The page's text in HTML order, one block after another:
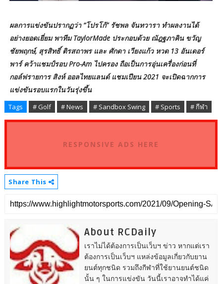
ผลการแข่งขันปรากฏว่า “โปรโก้” รัชพล จันทวารา ทำผลงานได้
อย่างยอดเยี่ยม พาทีม TaylorMade ประกอบด้วย ณัฎฐภาคิน ขวัญ
ชัยพฤกษ์, สุรสิทธิ์ ติรสถาพร และ ศักดา เวียงแก้ว หวด 13 อันเดอร์
พาร์ คว้าแชมป์รอบ Pro-Am ไปครอง ถือเป็นการอุ่นเครื่องก่อนที่
กอล์ฟรายการ สิงห์ ออลไทยแลนด์ แชมเปียน 2021 จะเปิดฉากการ
แข่งขันรอบแรกในวันรุ่งขึ้น
Tags # Golf # News # Sandbox Swing # Sports # กีฬา
RESPONSIVE ADS HERE
Share This
About RCDaily
เราไม่ได้ต้องการเป็นเว็บฯ ข่าว หากแต่เรา
ต้องการเป็นเว็บฯ แหล่งข้อมูลเกี่ยวกับยาน
ยนต์ทุกชนิด รวมถึงกีฬาที่ใช้ยานยนต์ชนิด
นั้น ๆ ในการแข่งขัน วันนี้เราอาจทำได้แค่